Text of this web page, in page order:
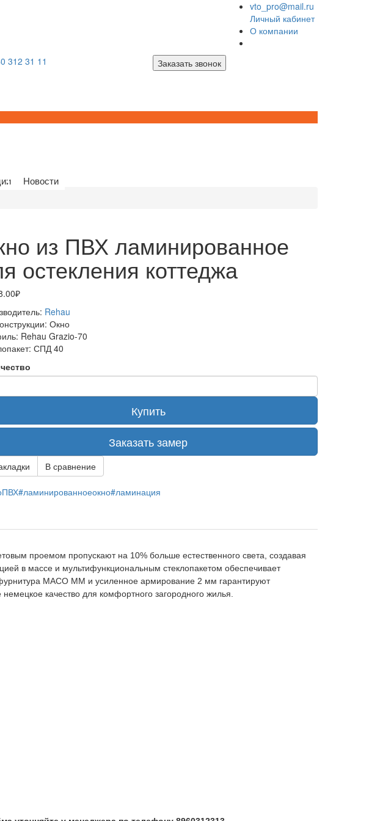
vto_pro@mail.ru
Личный кабинет
О компании
312 31 11
Заказать звонок
Новости
из ПВХ ламинированное
остекления коттеджа
Rehau
Окно
Rehau Grazio-70
СПД 40
Купить
Заказать замер
В сравнение
проемом пропускают на 10% больше естественного света, создавая
в массе и мультифункциональным стеклопакетом обеспечивает
MACO MM и усиленное армирование 2 мм гарантируют
качество для комфортного загородного жилья.